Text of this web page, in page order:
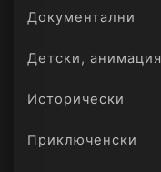
Документални
Детски, анимация
Исторически
Приключенски